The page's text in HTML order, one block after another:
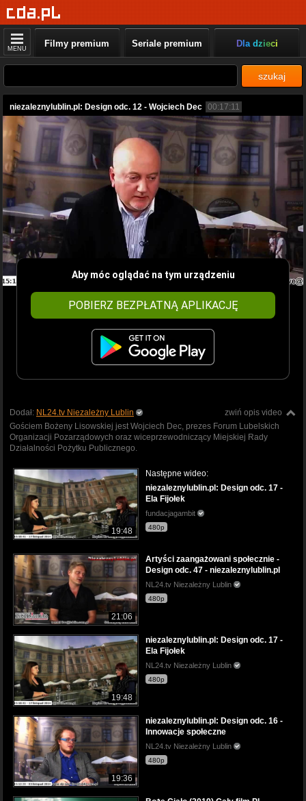
MENU Filmy premium Seriale premium Dla dzieci
szukaj
niezaleznylublin.pl: Design odc. 12 - Wojciech Dec 00:17:11
Aby móc oglądać na tym urządzeniu
POBIERZ BEZPŁATNĄ APLIKACJĘ
zwiń opis video
Dodał: NL24.tv Niezależny Lublin
Gościem Bożeny Lisowskiej jest Wojciech Dec, prezes Forum Lubelskich
Organizacji Pozarządowych oraz wiceprzewodniczący Miejskiej Rady
Działalności Pożytku Publicznego.
19:48
Następne wideo:
niezaleznylublin.pl: Design odc. 17 -
Ela Fijołek
fundacjagambit
480p
21:06
Artyści zaangażowani społecznie -
Design odc. 47 - niezaleznylublin.pl
NL24.tv Niezależny Lublin
480p
19:48
niezaleznylublin.pl: Design odc. 17 -
Ela Fijołek
NL24.tv Niezależny Lublin
480p
19:36
niezaleznylublin.pl: Design odc. 16 -
Innowacje społeczne
NL24.tv Niezależny Lublin
480p